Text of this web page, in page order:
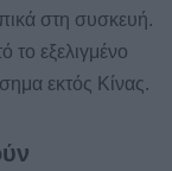
στη συσκευή.
το εξελιγμένο
εκτός Κίνας.